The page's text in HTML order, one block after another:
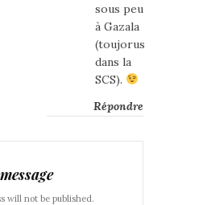
sous peu
à Gazala
(toujorus
dans la
SCS).
Répondre
will not be published.